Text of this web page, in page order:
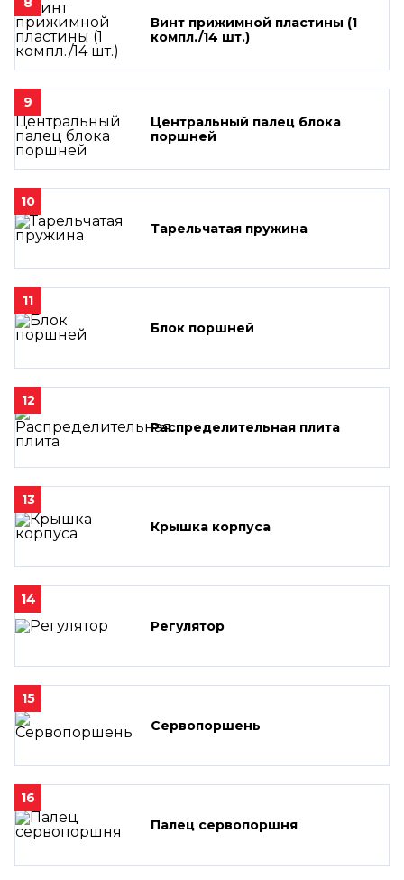
Винт прижимной пластины (1
компл./14 шт.)
9
Центральный палец блока
поршней
10
Тарельчатая пружина
11
Блок поршней
12
Распределительная плита
13
Крышка корпуса
14
Регулятор
15
Сервопоршень
16
Палец сервопоршня